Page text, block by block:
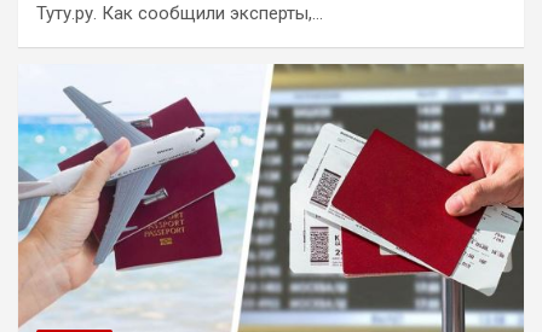
Туту.ру. Как сообщили эксперты,…